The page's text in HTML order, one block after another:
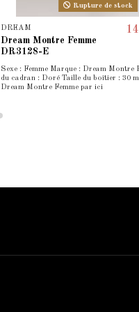
Rupture de stock
DREAM
Dream Montre Femme
DR3128-E
Sexe : Femme Marque : Dream Montre
du cadran : Doré Taille du boîtier : 30
Dream Montre Femme par ici